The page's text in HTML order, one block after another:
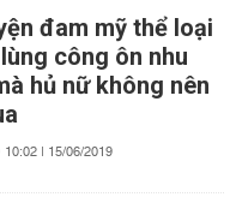
đam mỹ thể loại
công ôn nhu
hủ nữ không nên
10:02 | 15/06/2019